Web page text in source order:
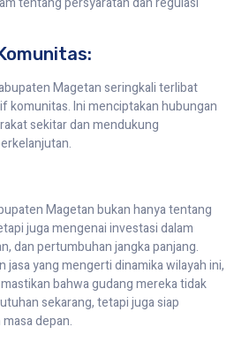
Magetan seringkali terlibat
komunitas. Ini menciptakan hubungan
sekitar dan mendukung
Magetan bukan hanya tentang
juga mengenai investasi dalam
dan pertumbuhan jangka panjang.
jasa yang mengerti dinamika wilayah ini,
bahwa gudang mereka tidak
sekarang, tetapi juga siap
depan.